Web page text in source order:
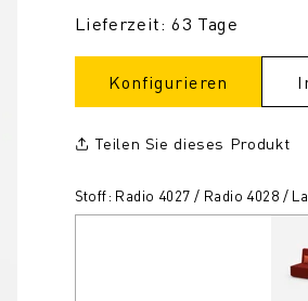
Lieferzeit: 63 Tage
Konfigurieren
Teilen Sie dieses Produkt
Stoff: Radio 4027 / Radio 4028 /